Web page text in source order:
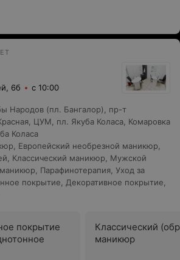
6б с 10:00
Народов (пл. Бангалор)
пр-т
ЦУМ пл. Якуба Коласа Комаровка
Коласа
Европейский необрезной маникюр
Классический маникюр
Мужской
Парафинотерапия Уход за
покрытие Декоративное покрытие
покрытие
Классический
маникюр